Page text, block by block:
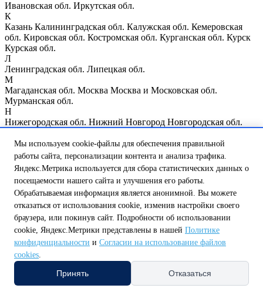
Ивановская обл. Иркутская обл.
К
Казань Калининградская обл. Калужская обл. Кемеровская
обл. Кировская обл. Костромская обл. Курганская обл. Курск
Курская обл.
Л
Ленинградская обл. Липецкая обл.
М
Магаданская обл. Москва Москва и Московская обл.
Мурманская обл.
Н
Нижегородская обл. Нижний Новгород Новгородская обл.
Омская обл. Оренбургская обл. Орловская обл.
Пензенская обл.
Псковская обл.
Республика Мордовия Республика Мэрий Эл Республика
Татарстан Республика Чувашия Ростовская обл. Рязанская обл.
Самарская обл. Санкт-Петербург Саратовская обл.
Сахалинская обл.
Свердловская обл.
Смоленская обл.
Тамбовская обл. Тверская обл. Томская обл. Тульская обл.
Тюменская обл.
Мы используем cookie-файлы для обеспечения правильной
работы сайта, персонализации контента и анализа трафика.
Яндекс.Метрика используется для сбора статистических данных о
посещаемости нашего сайта и улучшения его работы.
Обрабатываемая информация является анонимной. Вы можете
отказаться от использования cookie, изменив настройки своего
браузера, или покинув сайт. Подробности об использовании
cookie, Яндекс.Метрики представлены в нашей Политике
конфиденциальности и Согласии на использование файлов
cookies.
Принять Отказаться